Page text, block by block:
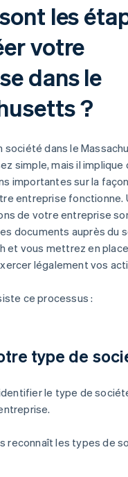
les
votre
dans le
?
société dans le
simple, mais il implique
importantes sur la
entreprise fonctionne.
de votre entreprise
documents auprès du
et vous mettrez en
légalement vos
ce processus :
type de
le type de
reconnaît les types de